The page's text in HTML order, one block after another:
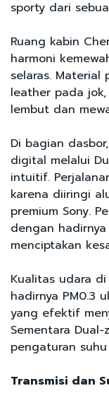
sporty dari
Ruang kabin
harmoni
selaras. Material
leather pada
lembut dan
Di bagian
digital melalui
intuitif.
karena diiringi
premium Sony.
dengan
menciptakan
Kualitas udara
hadirnya PM0.3
yang efektif
Sementara
pengaturan
Transmisi dan